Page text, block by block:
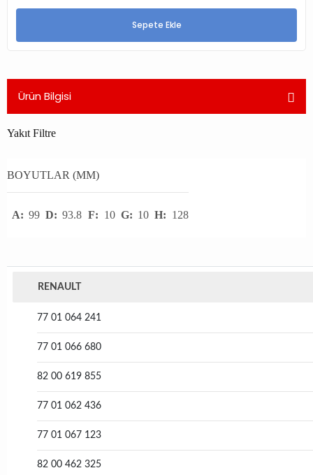
Sepete Ekle
Ürün Bilgisi
Yakıt Filtre
BOYUTLAR (MM)
A: 99 D: 93.8 F: 10 G: 10 H: 128
RENAULT
77 01 064 241
77 01 066 680
82 00 619 855
77 01 062 436
77 01 067 123
82 00 462 325